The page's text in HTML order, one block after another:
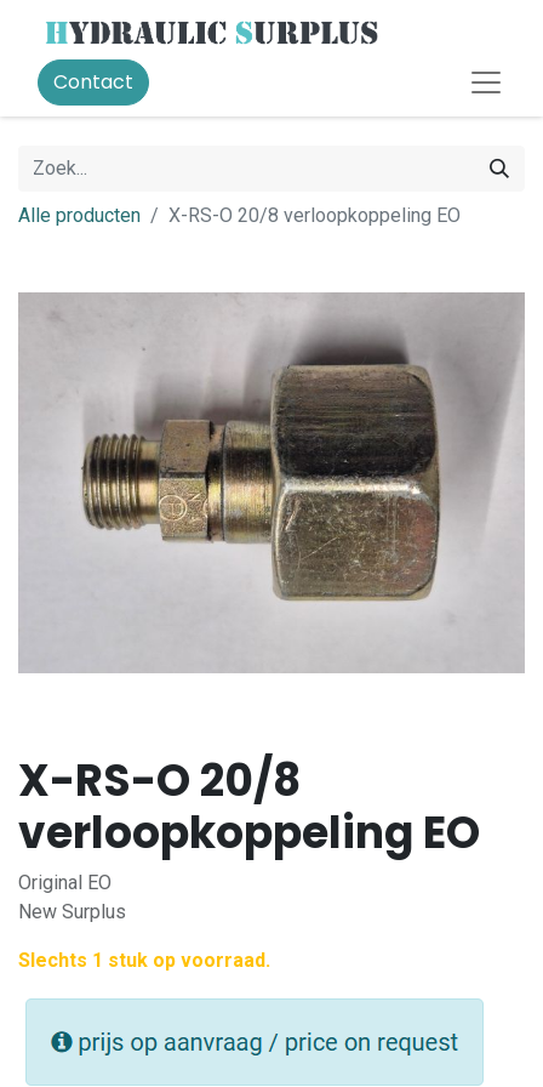
Contact
Alle producten X-RS-O 20/8 verloopkoppeling EO
X-RS-O 20/8
verloopkoppeling EO
Original EO
New Surplus
Slechts 1 stuk op voorraad.